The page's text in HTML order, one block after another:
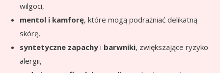
wilgoci,
mentol i kamforę, które mogą podrażniać delikatną
skórę,
syntetyczne zapachy i barwniki, zwiększające ryzyko
alergii,